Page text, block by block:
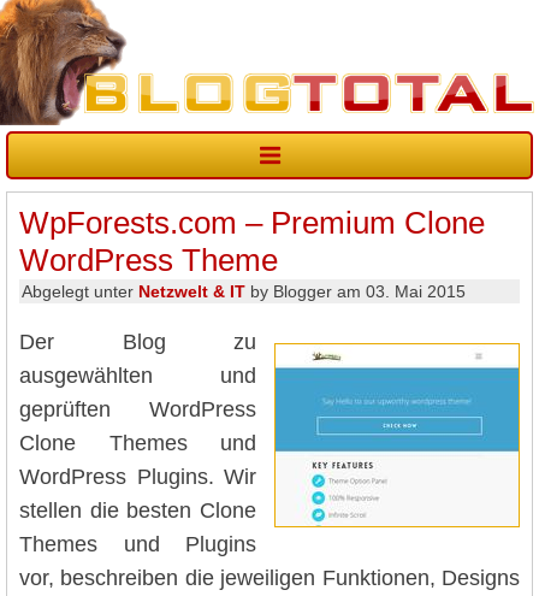
WpForests.com – Premium Clone
WordPress Theme
Abgelegt unter Netzwelt & IT by Blogger am 03. Mai 2015
Der Blog zu
ausgewählten und
geprüften WordPress
Clone Themes und
WordPress Plugins. Wir
stellen die besten Clone
Themes und Plugins
vor, beschreiben die jeweiligen Funktionen, Designs